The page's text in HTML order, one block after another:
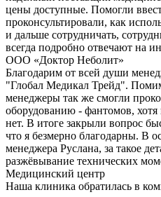
цены доступные. Помогли
проконсультировали, как
и дальше сотрудничать,
всегда подробно отвечают на
ООО «Доктор Неболит»
Благодарим от всей души
"Глобал Медикал Трейд".
менеджеры так же смогли
оборудованию - фантомов,
нет. В итоге закрыли вопрос
что я безмерно благодарны. В
менеджера Руслана, за такое
разжёвывание технических
Медицинский центр
Наша клиника обратилась в